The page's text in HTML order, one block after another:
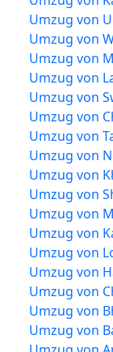
Umzug von
Umzug von
Umzug von
Umzug von
Umzug von
Umzug von
Umzug von
Umzug von
Umzug von
Umzug von
Umzug von
Umzug von
Umzug von
Umzug von
Umzug von
Umzug von
Umzug von